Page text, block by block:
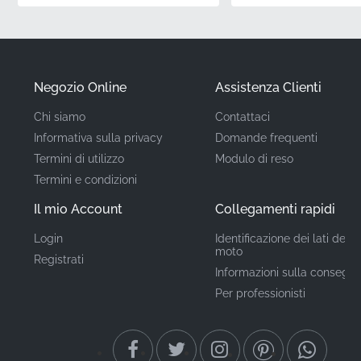
garantiscono che il vinile rimanga vibrante e resista
86643KPPT30ZA
Produttore
montaggio
carenatura centrale
destra*
Adesivo
Negozio Online
Chi siamo
Informativa sulla privacy
Termini di utilizzo
Termini e condizioni
Il mio Account
Login
Registrati
Assistenza Clienti
Contattaci
Domande frequenti
Modulo di reso
Collegamenti rapidi
Identificazione dei lati della
moto
Informazioni sulla
Per professionisti